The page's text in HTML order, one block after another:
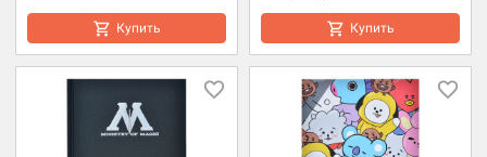
Купить Купить